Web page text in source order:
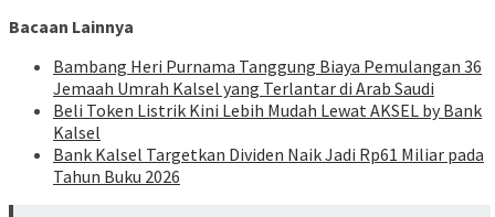
Bacaan Lainnya
Bambang Heri Purnama Tanggung Biaya Pemulangan 36
Jemaah Umrah Kalsel yang Terlantar di Arab Saudi
Beli Token Listrik Kini Lebih Mudah Lewat AKSEL by Bank
Kalsel
Bank Kalsel Targetkan Dividen Naik Jadi Rp61 Miliar pada
Tahun Buku 2026